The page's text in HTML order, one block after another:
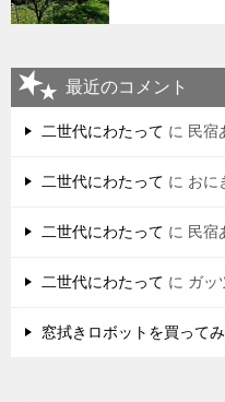
最近のコメント
二世代にわたって に 民宿
二世代にわたって に おに
二世代にわたって に 民宿
二世代にわたって に ガッ
窓拭きロボットを買って